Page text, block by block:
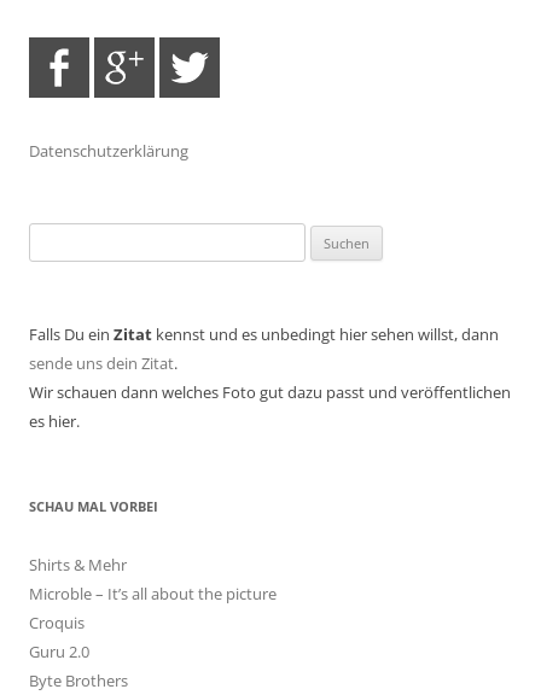
Datenschutzerklärung
nach:
Falls Du ein Zitat kennst und es unbedingt hier sehen willst, dann
sende uns dein Zitat.
Wir schauen dann welches Foto gut dazu passt und veröffentlichen
es hier.
SCHAU MAL VORBEI
Shirts & Mehr
Microble – It’s all about the picture
Croquis
Guru 2.0
Byte Brothers